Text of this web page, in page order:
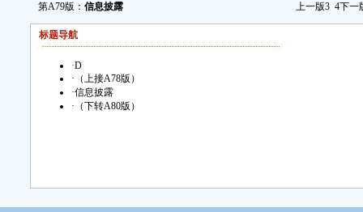
第A79版： 信息披露 上一版3 4下一
标题导航
·D
· （上接A78版）
·信息披露
· （下转A80版）